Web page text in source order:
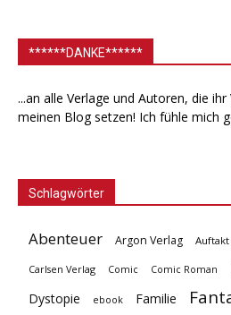
******DANKE******
...an alle Verlage und Autoren, die
meinen Blog setzen! Ich fühle mich
Schlagwörter
Abenteuer Argon Verlag Auftakt
Carlsen Verlag Comic Comic Roman
Dystopie ebook Familie